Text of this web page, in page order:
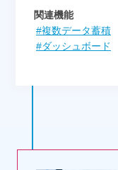
関連機能
#複数データ蓄積
#ダッシュボード